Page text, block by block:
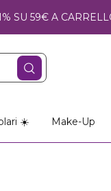
SU 59€ A
☀️ Make-Up